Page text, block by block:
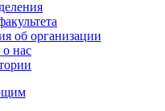
об организации
нас